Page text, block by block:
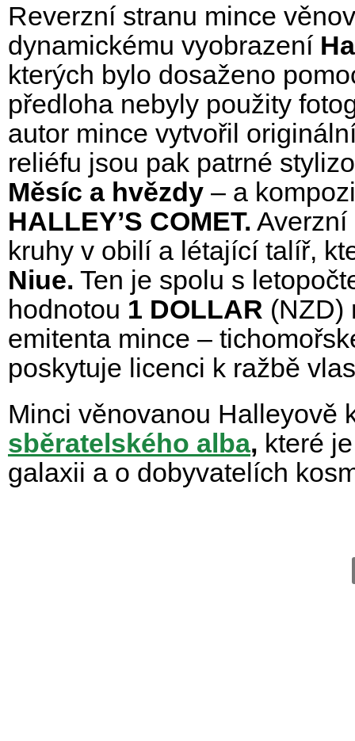
Reverzní stranu mince
dynamickému vyobrazení
kterých bylo dosaženo
předloha nebyly použity
autor mince vytvořil
reliéfu jsou pak patrné
Měsíc a hvězdy – a
HALLEY’S COMET. Averzní
kruhy v obilí a létající talíř,
Niue. Ten je spolu s
hodnotou 1 DOLLAR (NZD)
emitenta mince –
poskytuje licenci k ražbě
Minci věnovanou Halleyově
sběratelského alba, které
galaxii a o dobyvatelích